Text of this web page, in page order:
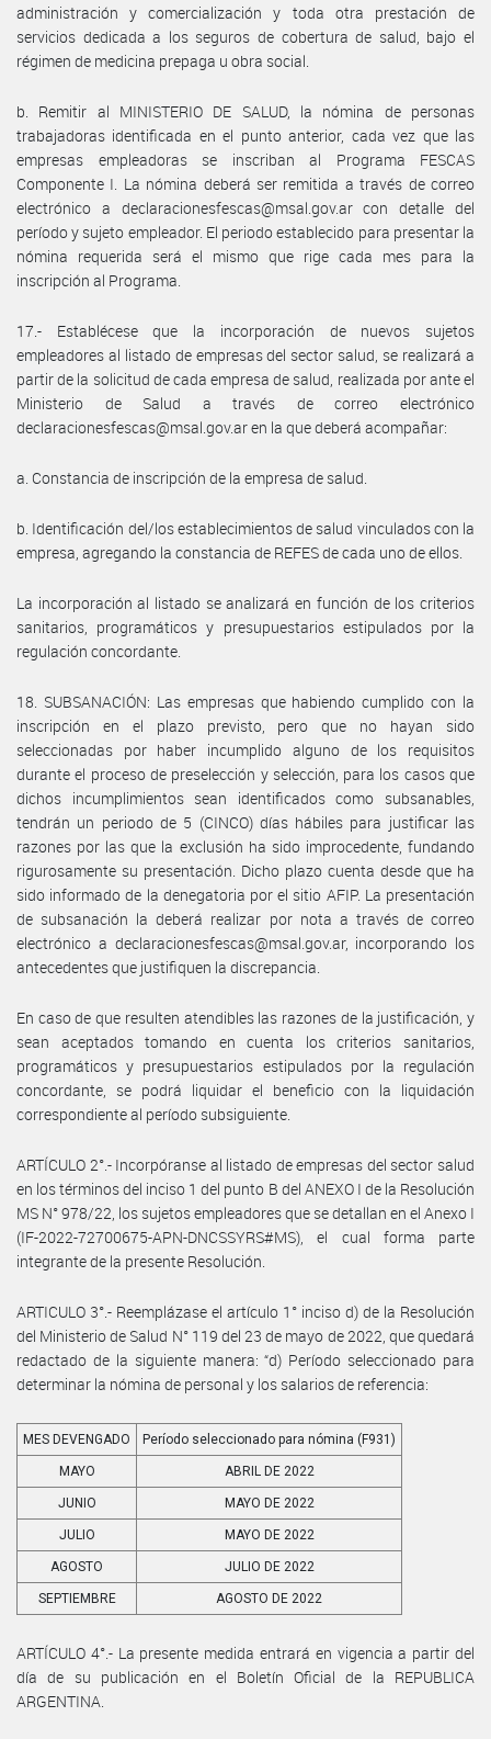
administración y comercialización y toda otra prestación de
servicios dedicada a los seguros de cobertura de salud, bajo el
régimen de medicina prepaga u obra social.
b. Remitir al MINISTERIO DE SALUD, la nómina de personas
trabajadoras identificada en el punto anterior, cada vez que las
empresas empleadoras se inscriban al Programa FESCAS
Componente I. La nómina deberá ser remitida a través de correo
electrónico a declaracionesfescas@msal.gov.ar con detalle del
período y sujeto empleador. El periodo establecido para presentar la
nómina requerida será el mismo que rige cada mes para la
inscripción al Programa.
17.- Establécese que la incorporación de nuevos sujetos
empleadores al listado de empresas del sector salud, se realizará a
partir de la solicitud de cada empresa de salud, realizada por ante el
Ministerio de Salud a través de correo electrónico
declaracionesfescas@msal.gov.ar en la que deberá acompañar:
a. Constancia de inscripción de la empresa de salud.
b. Identificación del/los establecimientos de salud vinculados con la
empresa, agregando la constancia de REFES de cada uno de ellos.
La incorporación al listado se analizará en función de los criterios
sanitarios, programáticos y presupuestarios estipulados por la
regulación concordante.
18. SUBSANACIÓN: Las empresas que habiendo cumplido con la
inscripción en el plazo previsto, pero que no hayan sido
seleccionadas por haber incumplido alguno de los requisitos
durante el proceso de preselección y selección, para los casos que
dichos incumplimientos sean identificados como subsanables,
tendrán un periodo de 5 (CINCO) días hábiles para justificar las
razones por las que la exclusión ha sido improcedente, fundando
rigurosamente su presentación. Dicho plazo cuenta desde que ha
sido informado de la denegatoria por el sitio AFIP. La presentación
de subsanación la deberá realizar por nota a través de correo
electrónico a declaracionesfescas@msal.gov.ar, incorporando los
antecedentes que justifiquen la discrepancia.
En caso de que resulten atendibles las razones de la justificación, y
sean aceptados tomando en cuenta los criterios sanitarios,
programáticos y presupuestarios estipulados por la regulación
concordante, se podrá liquidar el beneficio con la liquidación
correspondiente al período subsiguiente.
ARTÍCULO 2°.- Incorpóranse al listado de empresas del sector salud
en los términos del inciso 1 del punto B del ANEXO I de la Resolución
MS N° 978/22, los sujetos empleadores que se detallan en el Anexo I
(IF-2022-72700675-APN-DNCSSYRS#MS), el cual forma parte
integrante de la presente Resolución.
ARTICULO 3°.- Reemplázase el artículo 1° inciso d) de la Resolución
del Ministerio de Salud N° 119 del 23 de mayo de 2022, que quedará
redactado de la siguiente manera: “d) Período seleccionado para
determinar la nómina de personal y los salarios de referencia:
MES DEVENGADO Período seleccionado para nómina (F931)
MAYO ABRIL DE 2022
JUNIO MAYO DE 2022
JULIO MAYO DE 2022
AGOSTO JULIO DE 2022
SEPTIEMBRE AGOSTO DE 2022
ARTÍCULO 4°.- La presente medida entrará en vigencia a partir del
día de su publicación en el Boletín Oficial de la REPUBLICA
ARGENTINA.